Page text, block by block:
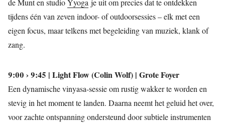
de Munt en studioYyoga je uit om precies dat te ontdekken
tijdens één van zeven indoor- of outdoorsessies – elk met een
eigen focus, maar telkens met begeleiding van muziek, klank of
zang.
9:00 › 9:45 | Light Flow (Colin Wolf) | Grote Foyer
Een dynamische vinyasa-sessie om rustig wakker te worden en
stevig in het moment te landen. Daarna neemt het geluid het over,
voor zachte ontspanning ondersteund door subtiele instrumenten